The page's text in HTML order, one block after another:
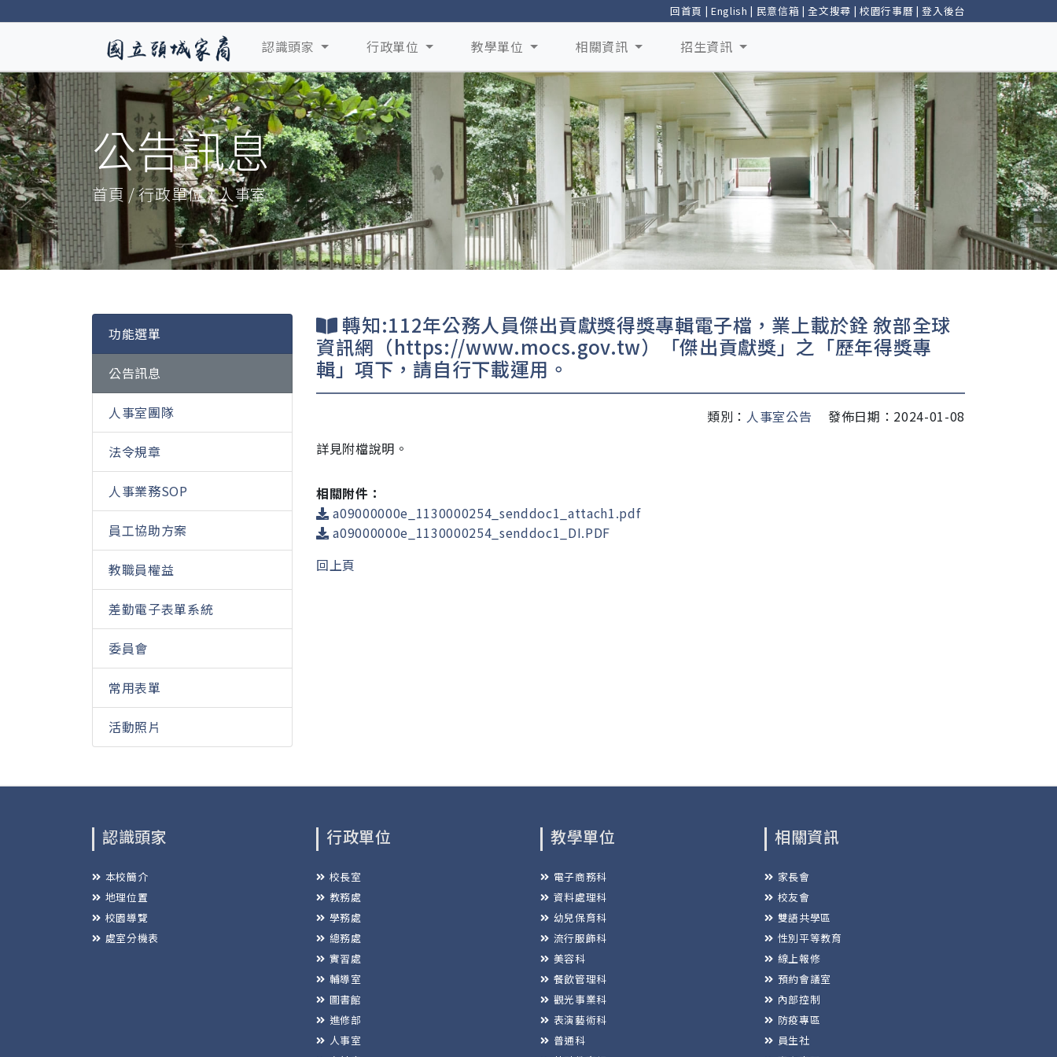
回首頁 | English | 民意信箱 |全文搜尋 | 校園行事曆 |登入後台
認識頭家 行政單位 教學單位 相關資訊 招生資訊
公告訊息
首頁 / 行政單位 / 人事室
功能選單
公告訊息
人事室團隊
法令規章
人事業務SOP
員工協助方案
教職員權益
差勤電子表單系統
委員會
常用表單
活動照片
轉知:112年公務人員傑出貢獻獎得獎專輯電子檔，業上載於銓 敘部全球
資訊網（https://www.mocs.gov.tw）「傑出貢獻獎」之「歷年得獎專
輯」項下，請自行下載運用。
類別： 人事室公告
發佈日期：2024-01-08
詳見附檔說明。
相關附件：
a09000000e_1130000254_senddoc1_attach1.pdf
a09000000e_1130000254_senddoc1_DI.PDF
回上頁
認識頭家
本校簡介
地理位置
校園導覽
處室分機表
行政單位
校長室
教務處
學務處
總務處
實習處
輔導室
圖書館
進修部
人事室
教學單位
電子商務科
資料處理科
幼兒保育科
流行服飾科
美容科
餐飲管理科
觀光事業科
表演藝術科
普通科
相關資訊
家長會
校友會
雙語共學區
性別平等教育
線上報修
預約會議室
內部控制
防疫專區
員生社